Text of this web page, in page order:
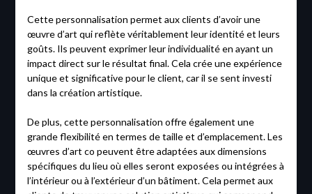
Cette personnalisation permet aux clients d’avoir une
œuvre d’art qui reflète véritablement leur identité et leurs
goûts. Ils peuvent exprimer leur individualité en ayant un
impact direct sur le résultat final. Cela crée une expérience
unique et significative pour le client, car il se sent investi
dans la création artistique.
De plus, cette personnalisation offre également une
grande flexibilité en termes de taille et d’emplacement. Les
œuvres d’art co peuvent être adaptées aux dimensions
spécifiques du lieu où elles seront exposées ou intégrées à
l’intérieur ou à l’extérieur d’un bâtiment. Cela permet aux